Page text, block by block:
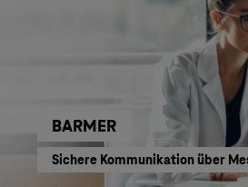
BARMER
Sichere Kommunikation über